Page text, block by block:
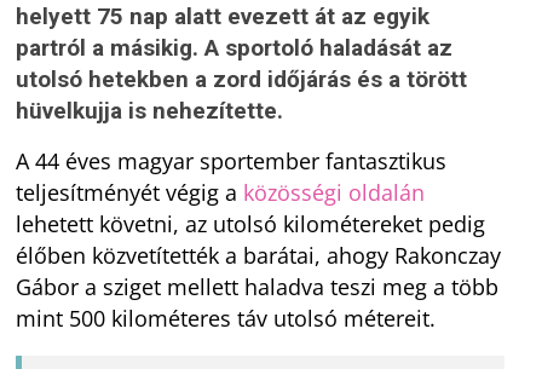
helyett 75 nap alatt evezett át az egyik
partról a másikig. A sportoló haladását az
utolsó hetekben a zord időjárás és a törött
hüvelkujja is nehezítette.
A 44 éves magyar sportember fantasztikus
teljesítményét végig a közösségi oldalán
lehetett követni, az utolsó kilométereket pedig
élőben közvetítették a barátai, ahogy Rakonczay
Gábor a sziget mellett haladva teszi meg a több
mint 500 kilométeres táv utolsó métereit.